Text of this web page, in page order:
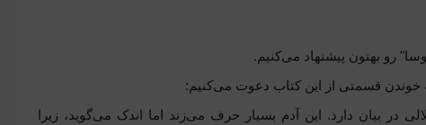
رو بهتون پیشنهاد می‌کنیم.
خوندن قسمتی از این کتاب دعوت می‌کنیم:
در بیان دارد. این آدم بسیار حرف می‌زند اما اندک می‌گوید، زیرا